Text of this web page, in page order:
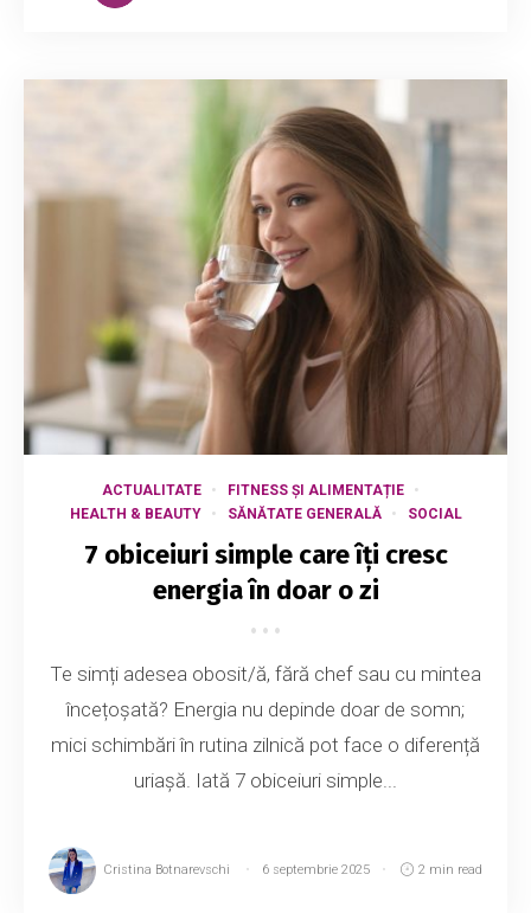
ACTUALITATE
FITNESS ȘI ALIMENTAȚIE
HEALTH & BEAUTY
SĂNĂTATE GENERALĂ SOCIAL
7 obiceiuri simple care îți cresc
energia în doar o zi
Te simți adesea obosit/ă, fără chef sau cu mintea
încețoșată? Energia nu depinde doar de somn;
mici schimbări în rutina zilnică pot face o diferență
uriașă. Iată 7 obiceiuri simple...
Cristina Botnarevschi 6 septembrie 2025 2 min read